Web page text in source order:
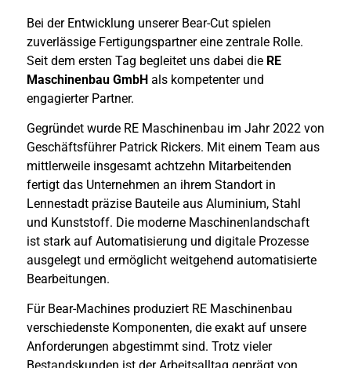
Bei der Entwicklung unserer Bear-Cut spielen
zuverlässige Fertigungspartner eine zentrale Rolle.
Seit dem ersten Tag begleitet uns dabei die RE
Maschinenbau GmbHals kompetenter und
engagierter Partner.
Gegründet wurde RE Maschinenbau im Jahr 2022 von
Geschäftsführer Patrick Rickers. Mit einem Team aus
mittlerweile insgesamt achtzehn Mitarbeitenden
fertigt das Unternehmen an ihrem Standort in
Lennestadt präzise Bauteile aus Aluminium, Stahl
und Kunststoff. Die moderne Maschinenlandschaft
ist stark auf Automatisierung und digitale Prozesse
ausgelegt und ermöglicht weitgehend automatisierte
Bearbeitungen.
Für Bear-Machines produziert RE Maschinenbau
verschiedenste Komponenten, die exakt auf unsere
Anforderungen abgestimmt sind. Trotz vieler